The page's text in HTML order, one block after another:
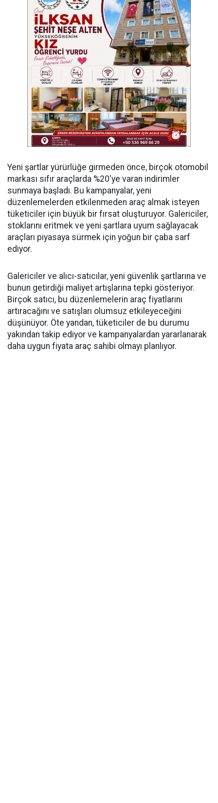
Yeni şartlar yürürlüğe girmeden önce, birçok otomobil
markası sıfır araçlarda %20'ye varan indirimler
sunmaya başladı. Bu kampanyalar, yeni
düzenlemelerden etkilenmeden araç almak isteyen
tüketiciler için büyük bir fırsat oluşturuyor. Galericiler,
stoklarını eritmek ve yeni şartlara uyum sağlayacak
araçları piyasaya sürmek için yoğun bir çaba sarf
ediyor.
Galericiler ve alıcı-satıcılar, yeni güvenlik şartlarına ve
bunun getirdiği maliyet artışlarına tepki gösteriyor.
Birçok satıcı, bu düzenlemelerin araç fiyatlarını
artıracağını ve satışları olumsuz etkileyeceğini
düşünüyor. Öte yandan, tüketiciler de bu durumu
yakından takip ediyor ve kampanyalardan yararlanarak
daha uygun fiyata araç sahibi olmayı planlıyor.